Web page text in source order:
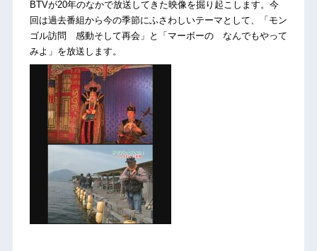
BTVが20年のなかで放送してきた映像を掘り起こします。今
回は過去番組から今の季節にふさわしいテーマとして、「モン
ゴル訪問 感動そして再会」と「マーボーの なんでもやって
みよ」を放送します。